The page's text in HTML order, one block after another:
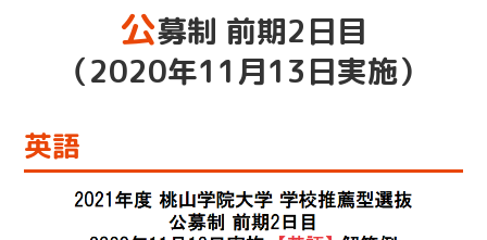
公募制 前期2日目
（2020年11月13日実施）
英語